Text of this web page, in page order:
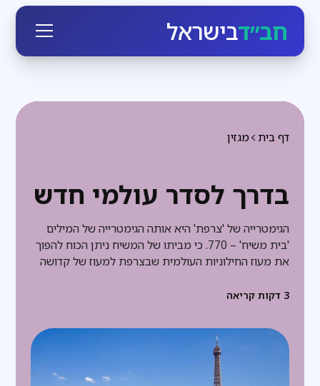
חב״דבישראל
מגזין דף בית
בדרך לסדר עולמי חדש
הגימטרייה של 'צרפת' היא אותה הגימטרייה של המילים
'בית משיח' – 770. כי מביתו של המשיח ניתן הכוח להפוך
את מעוז החילוניות העולמית שבצרפת למעוז של קדושה
3 דקות קריאה